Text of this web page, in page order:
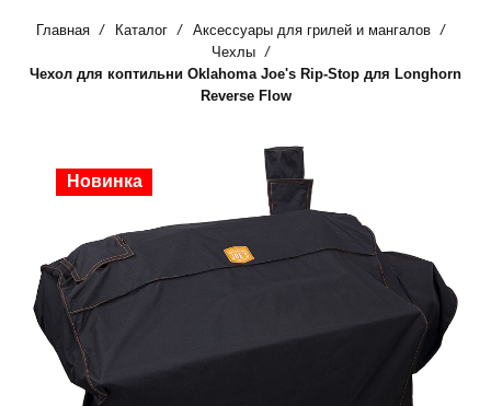
Главная Каталог
Аксессуары для грилей и мангалов
Чехлы
Чехол для коптильни Oklahoma Joe's Rip-Stop для Longhorn
Reverse Flow
Новинка
Новинка
Новинка
Новинка